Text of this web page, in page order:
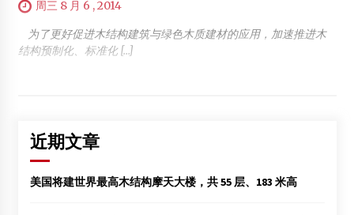
周三 8 月 6 , 2014
为了更好促进木结构建筑与绿色木质建材的应用，加速推进木
结构预制化、标准化 […]
近期文章
美国将建世界最高木结构摩天大楼，共 55 层、183 米高